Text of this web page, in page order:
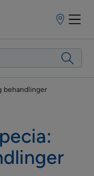
Salgssteder
behandlinger